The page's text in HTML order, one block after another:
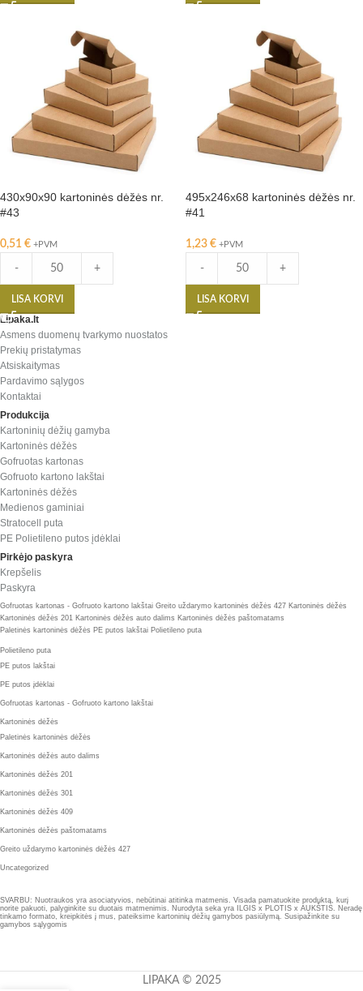
430x90x90 kartoninės dėžės nr.
#43
0,51 € +PVM
- +
LISA KORVI
495x246x68 kartoninės dėžės nr.
#41
1,23 € +PVM
- +
LISA KORVI
Lipaka.lt
Asmens duomenų tvarkymo nuostatos
Prekių pristatymas
Atsiskaitymas
Pardavimo sąlygos
Kontaktai
Produkcija
Kartoninių dėžių gamyba
Kartoninės dėžės
Gofruotas kartonas
Gofruoto kartono lakštai
Kartoninės dėžės
Medienos gaminiai
Stratocell puta
PE Polietileno putos įdėklai
Pirkėjo paskyra
Krepšelis
Paskyra
Gofruotas kartonas - Gofruoto kartono lakštai Greito uždarymo kartoninės dėžės 427 Kartoninės dėžės
Kartoninės dėžės 201 Kartoninės dėžės auto dalims Kartoninės dėžės paštomatams
Paletinės kartoninės dėžės PE putos lakštai Polietileno puta
Polietileno puta
PE putos lakštai
PE putos įdėklai
Gofruotas kartonas - Gofruoto kartono lakštai
Kartoninės dėžės
Paletinės kartoninės dėžės
Kartoninės dėžės auto dalims
Kartoninės dėžės 201
Kartoninės dėžės 301
Kartoninės dėžės 409
Kartoninės dėžės paštomatams
Greito uždarymo kartoninės dėžės 427
Uncategorized
SVARBU: Nuotraukos yra asociatyvios, nebūtinai atitinka matmenis. Visada pamatuokite produktą, kurį
norite pakuoti, palyginkite su duotais matmenimis. Nurodyta seka yra ILGIS x PLOTIS x AUKŠTIS. Neradę
tinkamo formato, kreipkitės į mus, pateiksime kartoninių dėžių gamybos pasiūlymą. Susipažinkite su
gamybos sąlygomis
LIPAKA © 2025